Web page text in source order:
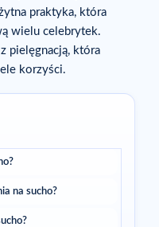
praktyka, która
wielu celebrytek.
pielęgnacją, która
korzyści.
na sucho?